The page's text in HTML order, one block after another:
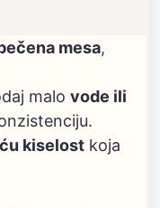
mesa,
malo vode ili
kiselost koja